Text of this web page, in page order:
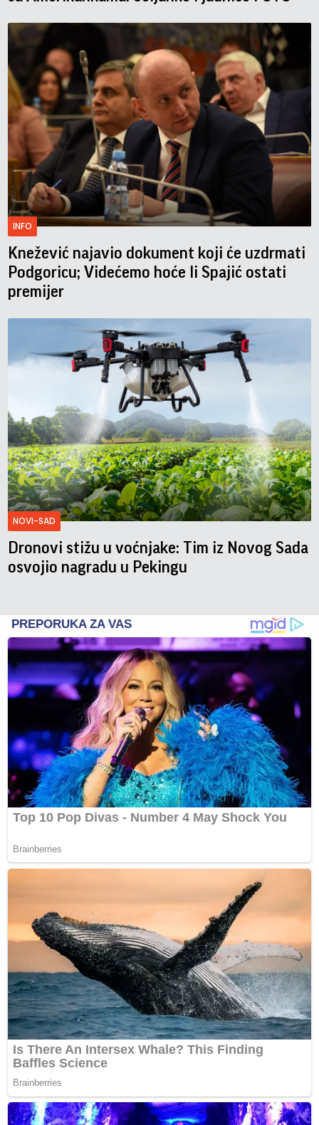
INFO
Knežević najavio dokument koji će uzdrmati
Podgoricu; Videćemo hoće li Spajić ostati
premijer
NOVI-SAD
Dronovi stižu u voćnjake: Tim iz Novog Sada
osvojio nagradu u Pekingu